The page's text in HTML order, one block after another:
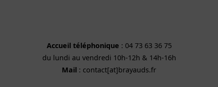
Accueil téléphonique : 04 73 63 36 75
du lundi au vendredi 10h-12h & 14h-16h
Mail : contact[at]brayauds.fr